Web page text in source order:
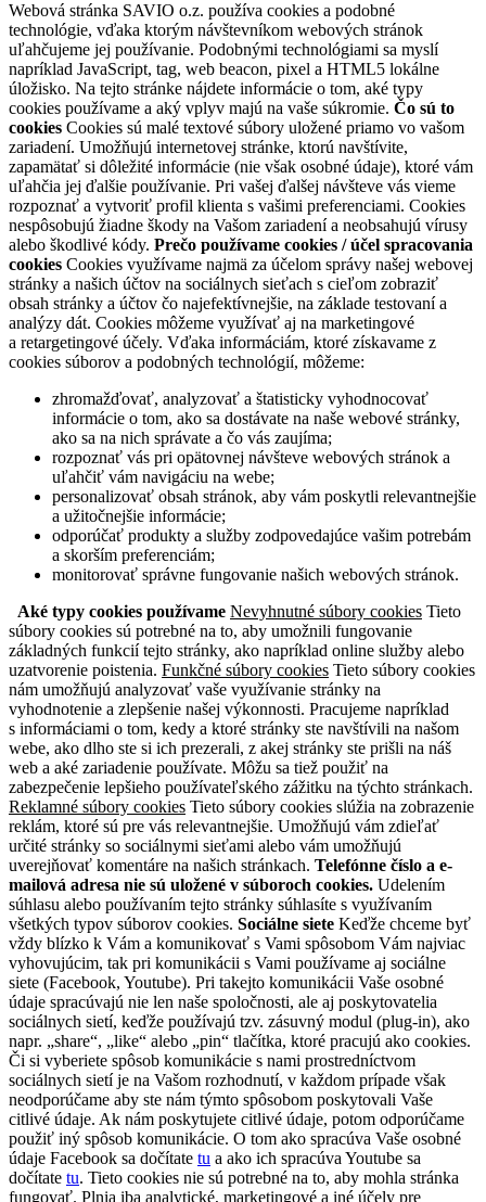
Webová stránka SAVIO o.z. používa cookies a podobné
technológie, vďaka ktorým návštevníkom webových stránok
uľahčujeme jej používanie. Podobnými technológiami sa myslí
napríklad JavaScript, tag, web beacon, pixel a HTML5 lokálne
úložisko. Na tejto stránke nájdete informácie o tom, aké typy
cookies používame a aký vplyv majú na vaše súkromie. Čo sú to
cookies Cookies sú malé textové súbory uložené priamo vo vašom
zariadení. Umožňujú internetovej stránke, ktorú navštívite,
zapamätať si dôležité informácie (nie však osobné údaje), ktoré vám
uľahčia jej ďalšie používanie. Pri vašej ďalšej návšteve vás vieme
rozpoznať a vytvoriť profil klienta s vašimi preferenciami. Cookies
nespôsobujú žiadne škody na Vašom zariadení a neobsahujú vírusy
alebo škodlivé kódy. Prečo používame cookies / účel spracovania
cookies Cookies využívame najmä za účelom správy našej webovej
stránky a našich účtov na sociálnych sieťach s cieľom zobraziť
obsah stránky a účtov čo najefektívnejšie, na základe testovaní a
analýzy dát. Cookies môžeme využívať aj na marketingové
a retargetingové účely. Vďaka informáciám, ktoré získavame z
cookies súborov a podobných technológií, môžeme:
zhromažďovať, analyzovať a štatisticky vyhodnocovať
informácie o tom, ako sa dostávate na naše webové stránky,
ako sa na nich správate a čo vás zaujíma;
rozpoznať vás pri opätovnej návšteve webových stránok a
uľahčiť vám navigáciu na webe;
personalizovať obsah stránok, aby vám poskytli relevantnejšie
a užitočnejšie informácie;
odporúčať produkty a služby zodpovedajúce vašim potrebám
a skorším preferenciám;
monitorovať správne fungovanie našich webových stránok.
Aké typy cookies používame Nevyhnutné súbory cookies Tieto
súbory cookies sú potrebné na to, aby umožnili fungovanie
základných funkcií tejto stránky, ako napríklad online služby alebo
uzatvorenie poistenia. Funkčné súbory cookies Tieto súbory cookies
nám umožňujú analyzovať vaše využívanie stránky na
vyhodnotenie a zlepšenie našej výkonnosti. Pracujeme napríklad
s informáciami o tom, kedy a ktoré stránky ste navštívili na našom
webe, ako dlho ste si ich prezerali, z akej stránky ste prišli na náš
web a aké zariadenie používate. Môžu sa tiež použiť na
zabezpečenie lepšieho používateľského zážitku na týchto stránkach.
Reklamné súbory cookies Tieto súbory cookies slúžia na zobrazenie
reklám, ktoré sú pre vás relevantnejšie. Umožňujú vám zdieľať
určité stránky so sociálnymi sieťami alebo vám umožňujú
uverejňovať komentáre na našich stránkach. Telefónne číslo a e-
mailová adresa nie sú uložené v súboroch cookies. Udelením
súhlasu alebo používaním tejto stránky súhlasíte s využívaním
všetkých typov súborov cookies. Sociálne siete Keďže chceme byť
vždy blízko k Vám a komunikovať s Vami spôsobom Vám najviac
vyhovujúcim, tak pri komunikácii s Vami používame aj sociálne
siete (Facebook, Youtube). Pri takejto komunikácii Vaše osobné
údaje spracúvajú nie len naše spoločnosti, ale aj poskytovatelia
sociálnych sietí, keďže používajú tzv. zásuvný modul (plug-in), ako
napr. „share“, „like“ alebo „pin“ tlačítka, ktoré pracujú ako cookies.
Či si vyberiete spôsob komunikácie s nami prostredníctvom
sociálnych sietí je na Vašom rozhodnutí, v každom prípade však
neodporúčame aby ste nám týmto spôsobom poskytovali Vaše
citlivé údaje. Ak nám poskytujete citlivé údaje, potom odporúčame
použiť iný spôsob komunikácie. O tom ako spracúva Vaše osobné
údaje Facebook sa dočítate tu a ako ich spracúva Youtube sa
dočítate tu. Tieto cookies nie sú potrebné na to, aby mohla stránka
fungovať. Plnia iba analytické, marketingové a iné účely pre